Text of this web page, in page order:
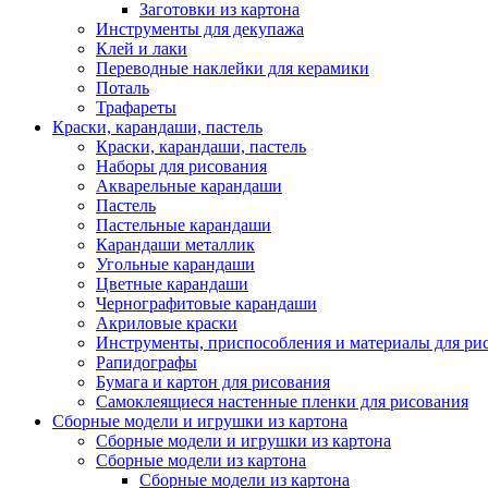
Заготовки из картона
Инструменты для декупажа
Клей и лаки
Переводные наклейки для керамики
Поталь
Трафареты
Краски, карандаши, пастель
Краски, карандаши, пастель
Наборы для рисования
Акварельные карандаши
Пастель
Пастельные карандаши
Карандаши металлик
Угольные карандаши
Цветные карандаши
Чернографитовые карандаши
Акриловые краски
Инструменты, приспособления и материалы для
Рапидографы
Бумага и картон для рисования
Самоклеящиеся настенные пленки для рисования
Сборные модели и игрушки из картона
Сборные модели и игрушки из картона
Сборные модели из картона
Сборные модели из картона